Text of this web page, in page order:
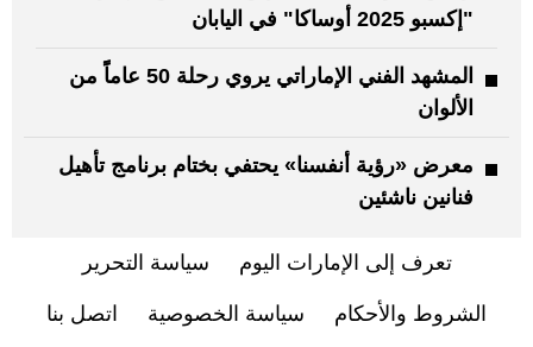
"إكسبو 2025 أوساكا" في اليابان
المشهد الفني الإماراتي يروي رحلة 50 عاماًً من
الألوان
معرض «رؤية أنفسنا» يحتفي بختام برنامج تأهيل
فنانين ناشئين
تعرف إلى الإمارات اليوم سياسة التحرير
الشروط والأحكام سياسة الخصوصية اتصل بنا